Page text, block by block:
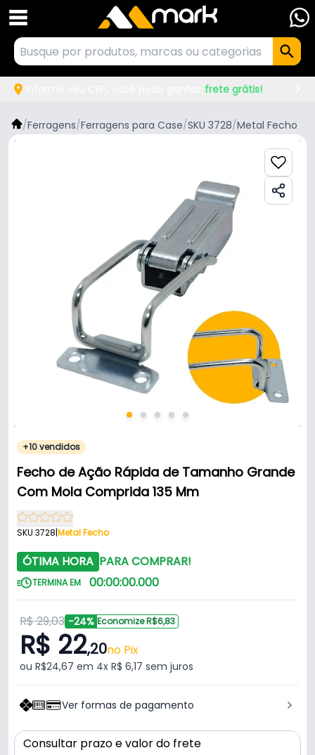
frete grátis!
/Ferragens/Ferragens para Case/SKU 3728/Metal Fecho
+10 vendidos
Fecho de Ação Rápida de Tamanho Grande
Com Mola Comprida 135 Mm
SKU 3728|Metal Fecho
ÓTIMA HORA PARA COMPRAR!
TERMINA EM 00:00:00.000
R$ 29,03 -24% Economize R$6,83
R$ 22,20no Pix
ou R$24,67 em 4x R$ 6,17 sem juros
Ver formas de pagamento
Consultar prazo e valor do frete